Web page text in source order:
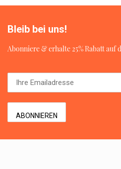
Bleib bei uns!
Abonniere & erhalte 25% Rabatt auf